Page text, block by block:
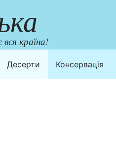
країна!
Десерти Консервація